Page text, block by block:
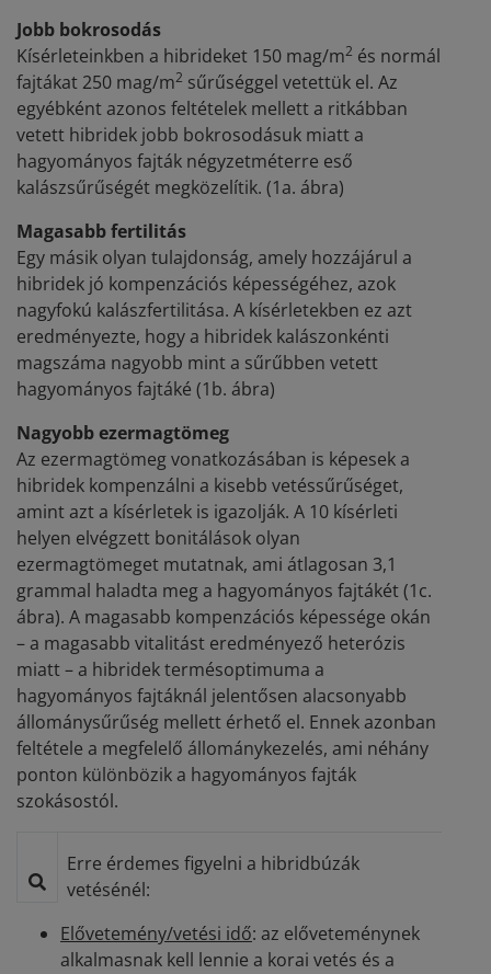
Jobb bokrosodás
Kísérleteinkben a hibrideket 150 mag/m2 és normál
fajtákat 250 mag/m2 sűrűséggel vetettük el. Az
egyébként azonos feltételek mellett a ritkábban
vetett hibridek jobb bokrosodásuk miatt a
hagyományos fajták négyzetméterre eső
kalászsűrűségét megközelítik. (1a. ábra)
Magasabb fertilitás
Egy másik olyan tulajdonság, amely hozzájárul a
hibridek jó kompenzációs képességéhez, azok
nagyfokú kalászfertilitása. A kísérletekben ez azt
eredményezte, hogy a hibridek kalászonkénti
magszáma nagyobb mint a sűrűbben vetett
hagyományos fajtáké (1b. ábra)
Nagyobb ezermagtömeg
Az ezermagtömeg vonatkozásában is képesek a
hibridek kompenzálni a kisebb vetéssűrűséget,
amint azt a kísérletek is igazolják. A 10 kísérleti
helyen elvégzett bonitálások olyan
ezermagtömeget mutatnak, ami átlagosan 3,1
grammal haladta meg a hagyományos fajtákét (1c.
ábra). A magasabb kompenzációs képessége okán
– a magasabb vitalitást eredményező heterózis
miatt – a hibridek termésoptimuma a
hagyományos fajtáknál jelentősen alacsonyabb
állománysűrűség mellett érhető el. Ennek azonban
feltétele a megfelelő állománykezelés, ami néhány
ponton különbözik a hagyományos fajták
szokásostól.
Erre érdemes figyelni a hibridbúzák
vetésénél:
Elővetemény/vetési idő: az előveteménynek
alkalmasnak kell lennie a korai vetés és a